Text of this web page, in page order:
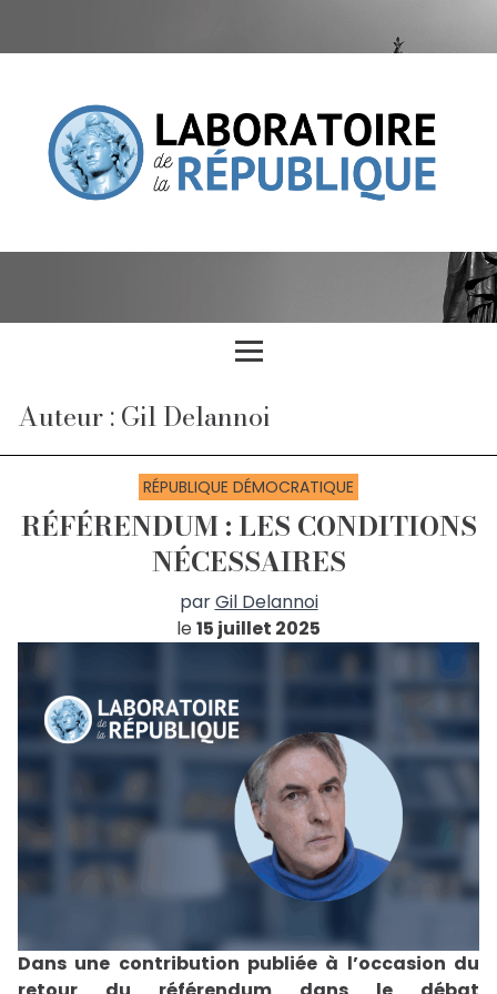
Auteur : Gil Delannoi
RÉPUBLIQUE DÉMOCRATIQUE
RÉFÉRENDUM : LES CONDITIONS
NÉCESSAIRES
parGil Delannoi
le15 juillet 2025
Dans une contribution publiée à l’occasion du